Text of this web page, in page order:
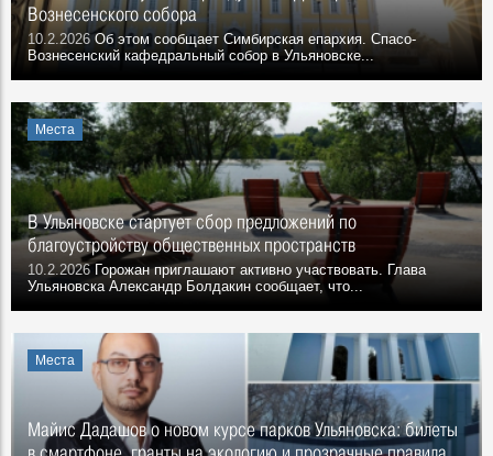
Вознесенского собора
10.2.2026Об этом сообщает Симбирская епархия. Спасо-
Вознесенский кафедральный собор в Ульяновске...
Места
В Ульяновске стартует сбор предложений по
благоустройству общественных пространств
10.2.2026 Горожан приглашают активно участвовать. Глава
Ульяновска Александр Болдакин сообщает, что...
Места
Майис Дадашов о новом курсе парков Ульяновска: билеты